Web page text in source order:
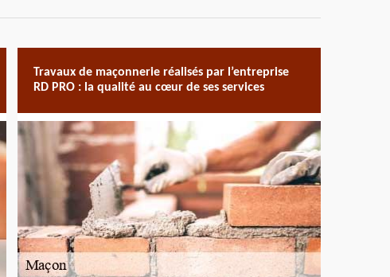
Travaux de maçonnerie réalisés par l’entreprise
RD PRO : la qualité au cœur de ses services